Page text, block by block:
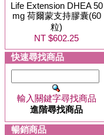
Life Extension DHEA 50
mg 荷爾蒙支持膠囊(60
粒)
NT $602.25
快速尋找商品
輸入關鍵字尋找商品
進階尋找商品
暢銷商品